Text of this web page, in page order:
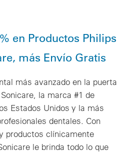
en Productos Philips
más Envío Gratis
más avanzado en la puerta
la marca #1 de
Estados Unidos y la más
dentales. Con
productos clínicamente
le brinda todo lo que